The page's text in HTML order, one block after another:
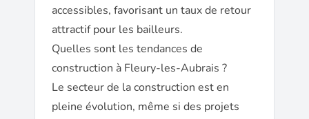
accessibles, favorisant un taux de retour
attractif pour les bailleurs.
Quelles sont les tendances de
construction à Fleury-les-Aubrais ?
Le secteur de la construction est en
pleine évolution, même si des projets